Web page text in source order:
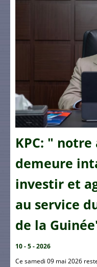
KPC: "
demeure
investir et
au service
de la
10 - 5 - 2026
Ce samedi 09 mai 2026